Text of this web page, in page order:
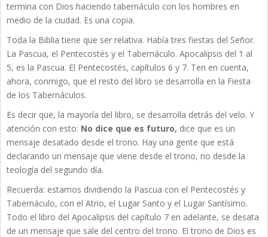
termina con Dios haciendo tabernáculo con los hombres en
medio de la ciudad. Es una copia.
Toda la Biblia tiene que ser relativa. Había tres fiestas del Señor.
La Pascua, el Pentecostés y el Tabernáculo. Apocalipsis del 1 al
5, es la Pascua. El Pentecostés, capítulos 6 y 7. Ten en cuenta,
ahora, conmigo, que el resto del libro se desarrolla en la Fiesta
de los Tabernáculos.
Es decir que, la mayoría del libro, se desarrolla detrás del velo. Y
atención con esto: No dice que es futuro, dice que es un
mensaje desatado desde el trono. Hay una gente que está
declarando un mensaje que viene desde el trono, no desde la
teología del segundo día.
Recuerda: estamos dividiendo la Pascua con el Pentecostés y
Tabernáculo, con el Atrio, el Lugar Santo y el Lugar Santísimo.
Todo el libro del Apocalipsis del capítulo 7 en adelante, se desata
de un mensaje que sale del centro del trono. El trono de Dios es